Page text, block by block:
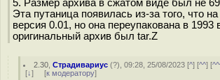
5. Размер архива в сжатом виде был не
Эта путаница появилась из-за того, что
версия 0.01, но она переупакована в 1993
оригинальный архив был tar.Z
2.30 ,Страдивариус (?), 09:28, 25/08/2023 [^] [^^] [
[↓] [к модератору]